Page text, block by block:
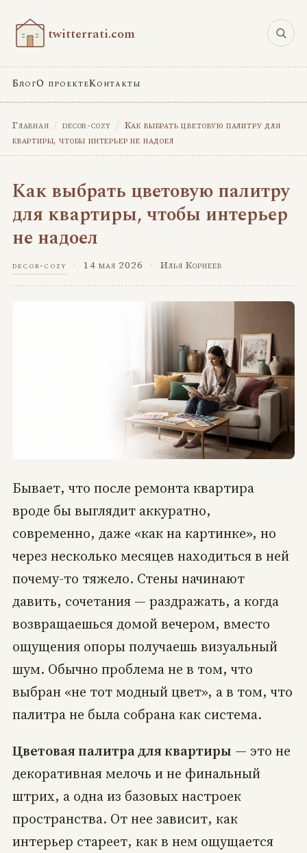
twitterrati.com
БлогО проектеКонтакты
Главная / decor-cozy / Как выбрать цветовую палитру для
квартиры, чтобы интерьер не надоел
Как выбрать цветовую палитру
для квартиры, чтобы интерьер
не надоел
decor-cozy · 14 мая 2026 · Илья Корнеев
Бывает, что после ремонта квартира
вроде бы выглядит аккуратно,
современно, даже «как на картинке», но
через несколько месяцев находиться в ней
почему-то тяжело. Стены начинают
давить, сочетания — раздражать, а когда
возвращаешься домой вечером, вместо
ощущения опоры получаешь визуальный
шум. Обычно проблема не в том, что
выбран «не тот модный цвет», а в том, что
палитра не была собрана как система.
Цветовая палитра для квартиры — это не
декоративная мелочь и не финальный
штрих, а одна из базовых настроек
пространства. От нее зависит, как
интерьер стареет, как в нем ощущается